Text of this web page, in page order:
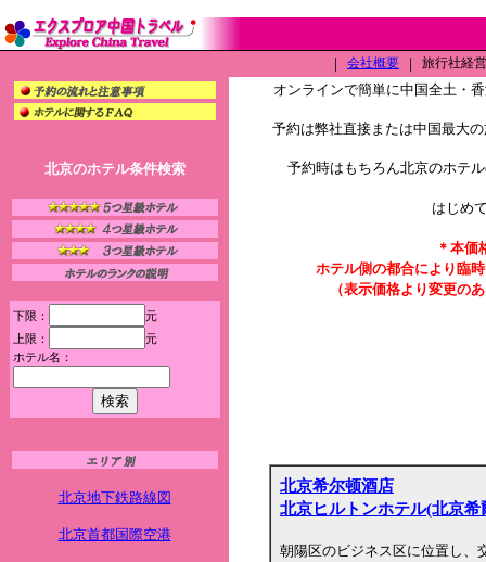
｜ 会社概要 ｜ 旅行社経
北京のホテル条件検索
下限：
元
上限：
元
ホテル名：
北京地下鉄路線図
北京首都国際空港
オンラインで簡単に中国全土・
予約は弊社直接または中国最大
予約時はもちろん北京のホテ
はじめ
＊本価
ホテル側の都合により臨
（表示価格より変更の
北京希尔顿酒店
北京ヒルトンホテル(北京希
朝陽区のビジネス区に位置し、